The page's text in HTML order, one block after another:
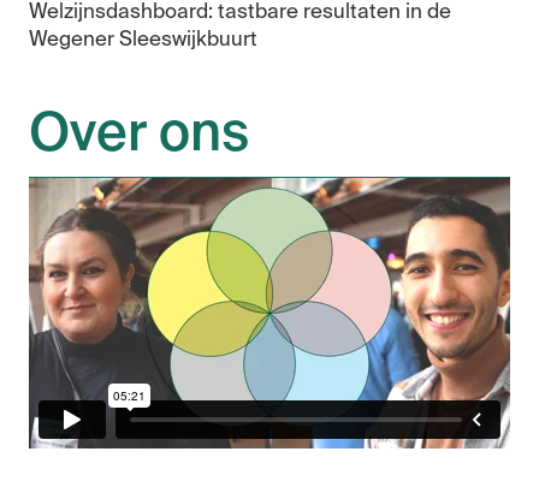
Welzijnsdashboard: tastbare resultaten in de
Wegener Sleeswijkbuurt
Over ons